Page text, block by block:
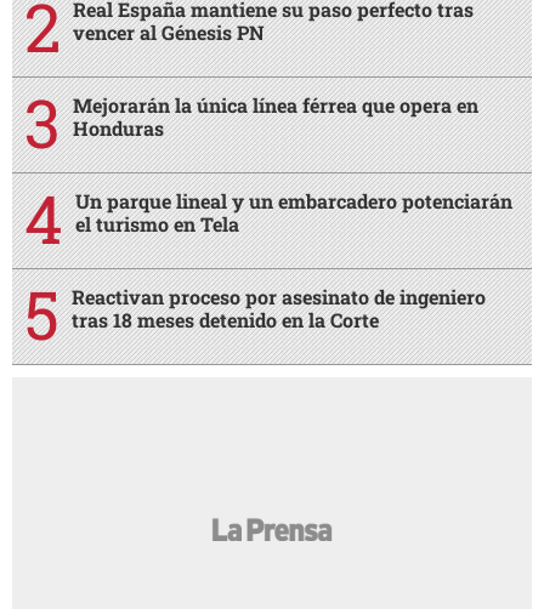
Real España mantiene su paso perfecto tras
vencer al Génesis PN
Mejorarán la única línea férrea que opera en
Honduras
Un parque lineal y un embarcadero potenciarán
el turismo en Tela
Reactivan proceso por asesinato de ingeniero
tras 18 meses detenido en la Corte